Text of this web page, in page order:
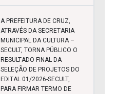
A PREFEITURA DE CRUZ,
ATRAVÉS DA SECRETARIA
MUNICIPAL DA CULTURA –
SECULT, TORNA PÚBLICO O
RESULTADO FINAL DA
SELEÇÃO DE PROJETOS DO
EDITAL 01/2026-SECULT,
PARA FIRMAR TERMO DE